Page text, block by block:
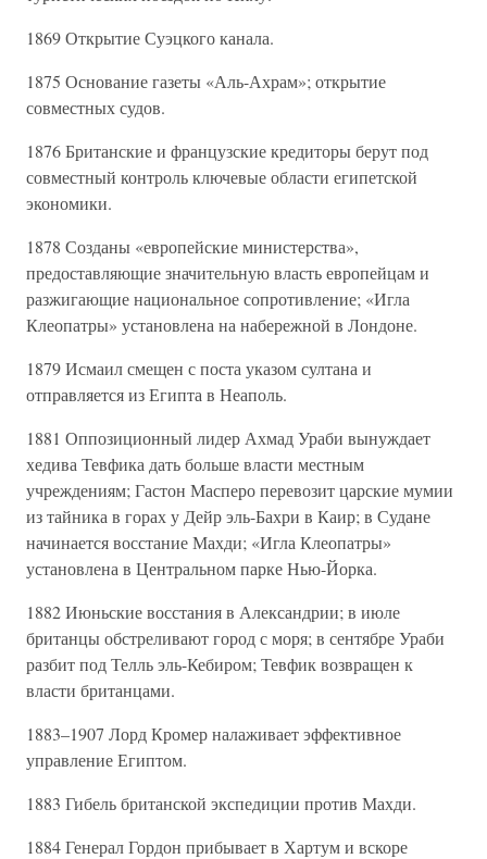
1869 Открытие Суэцкого канала.
1875 Основание газеты «Аль-Ахрам»; открытие
совместных судов.
1876 Британские и французские кредиторы берут под
совместный контроль ключевые области египетской
экономики.
1878 Созданы «европейские министерства»,
предоставляющие значительную власть европейцам и
разжигающие национальное сопротивление; «Игла
Клеопатры» установлена на набережной в Лондоне.
1879 Исмаил смещен с поста указом султана и
отправляется из Египта в Неаполь.
1881 Оппозиционный лидер Ахмад Ураби вынуждает
хедива Тевфика дать больше власти местным
учреждениям; Гастон Масперо перевозит царские мумии
из тайника в горах у Дейр эль-Бахри в Каир; в Судане
начинается восстание Махди; «Игла Клеопатры»
установлена в Центральном парке Нью-Йорка.
1882 Июньские восстания в Александрии; в июле
британцы обстреливают город с моря; в сентябре Ураби
разбит под Телль эль-Кебиром; Тевфик возвращен к
власти британцами.
1883–1907 Лорд Кромер налаживает эффективное
управление Египтом.
1883 Гибель британской экспедиции против Махди.
1884 Генерал Гордон прибывает в Хартум и вскоре